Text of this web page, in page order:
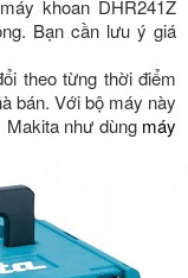
khoan DHR241Z
Bạn cần lưu ý giá
theo từng thời điểm
bán. Với bộ máy này
như dùng máy